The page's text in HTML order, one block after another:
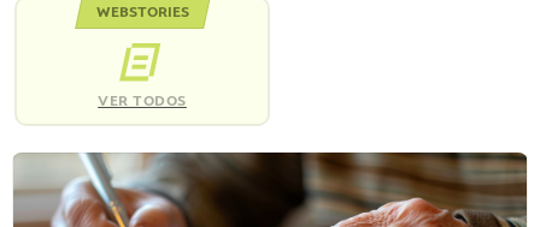
WEBSTORIES
VER TODOS